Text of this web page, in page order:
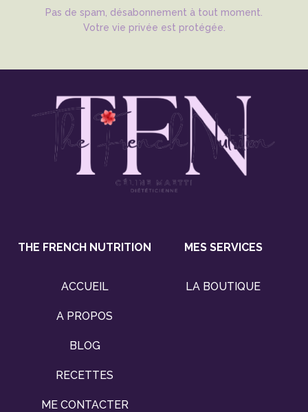
Pas de spam, désabonnement à tout moment.
Votre vie privée est protégée.
THE FRENCH NUTRITION
ACCUEIL
A PROPOS
BLOG
RECETTES
ME CONTACTER
MES SERVICES
LA BOUTIQUE